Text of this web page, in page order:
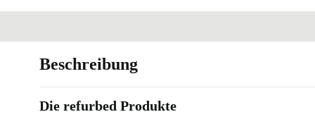
Beschreibung
Die refurbed Produkte